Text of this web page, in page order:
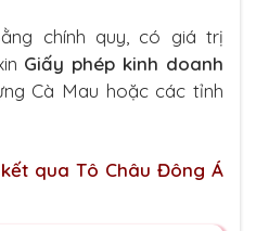
chính quy, có giá trị
Giấy phép kinh doanh
Cà Mau hoặc các tỉnh
qua Tô Châu Đông Á